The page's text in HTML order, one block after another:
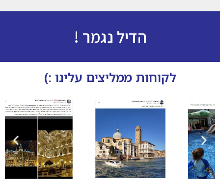
הדיל נגמר !
לקוחות ממליצים עלינו :)